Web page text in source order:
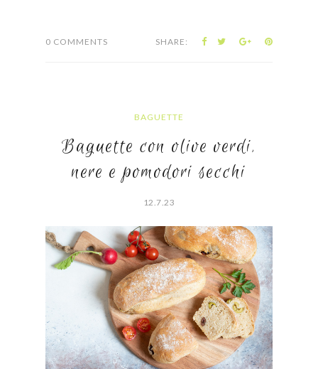
0 COMMENTS SHARE:
BAGUETTE
Baguette con olive verdi,
nere e pomodori secchi
12.7.23